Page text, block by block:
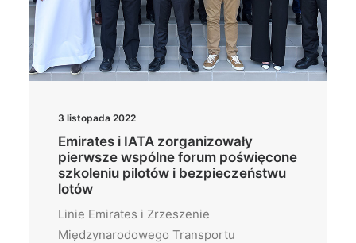
3 listopada 2022
Emirates i IATA zorganizowały
pierwsze wspólne forum poświęcone
szkoleniu pilotów i bezpieczeństwu
lotów
Linie Emirates i Zrzeszenie
Międzynarodowego Transportu